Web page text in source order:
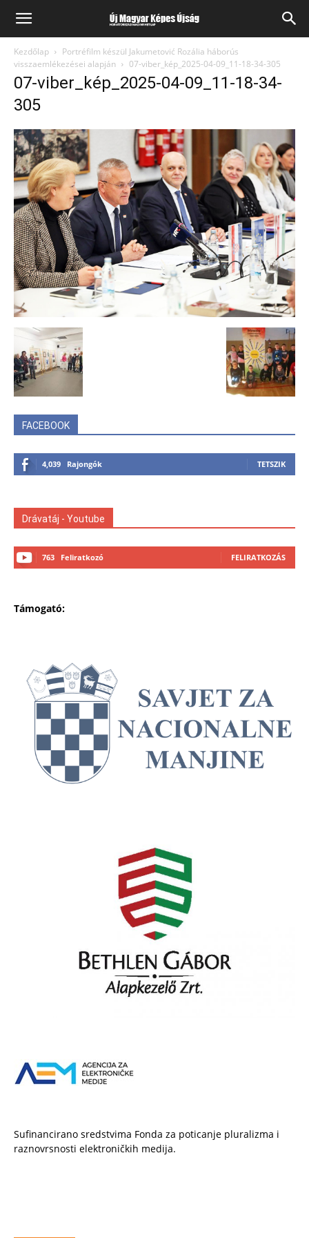
Kezdőlap
Portréfilm készül Jakumetović Rozália háborús
visszaemlékezései alapján
07-viber_kép_2025-04-09_11-18-34-305
07-viber_kép_2025-04-09_11-18-34-
305
FACEBOOK
4,039 Rajongók TETSZIK
Drávatáj - Youtube
763 Feliratkozó FELIRATKOZÁS
Támogató:
Sufinancirano sredstvima Fonda za poticanje pluralizma i
raznovrsnosti elektroničkih medija.